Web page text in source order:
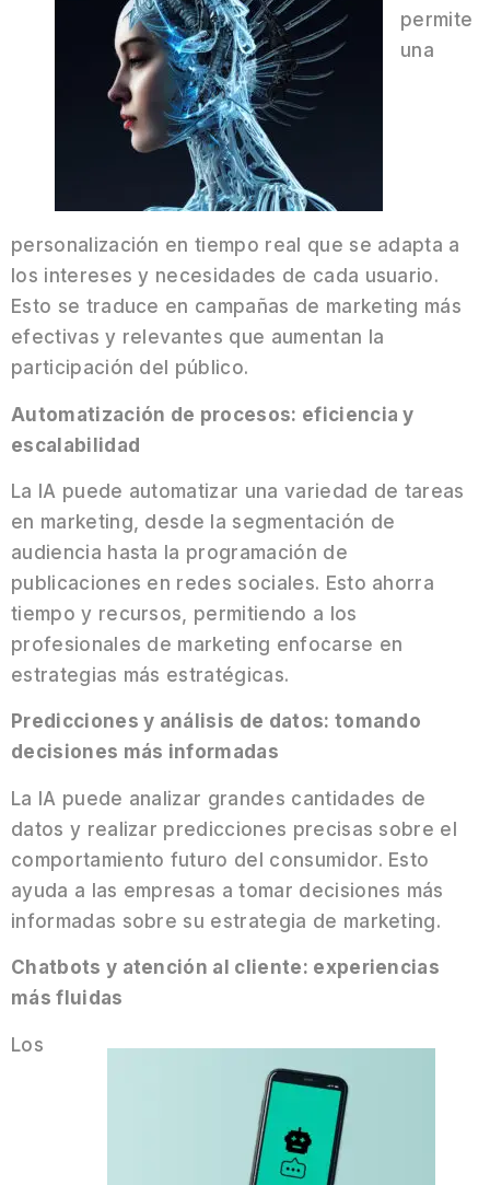
permite
una
personalización en tiempo real que se adapta a
los intereses y necesidades de cada usuario.
Esto se traduce en campañas de marketing más
efectivas y relevantes que aumentan la
participación del público.
Automatización de procesos: eficiencia y
escalabilidad
La IA puede automatizar una variedad de tareas
en marketing, desde la segmentación de
audiencia hasta la programación de
publicaciones en redes sociales. Esto ahorra
tiempo y recursos, permitiendo a los
profesionales de marketing enfocarse en
estrategias más estratégicas.
Predicciones y análisis de datos: tomando
decisiones más informadas
La IA puede analizar grandes cantidades de
datos y realizar predicciones precisas sobre el
comportamiento futuro del consumidor. Esto
ayuda a las empresas a tomar decisiones más
informadas sobre su estrategia de marketing.
Chatbots y atención al cliente: experiencias
más fluidas
Los